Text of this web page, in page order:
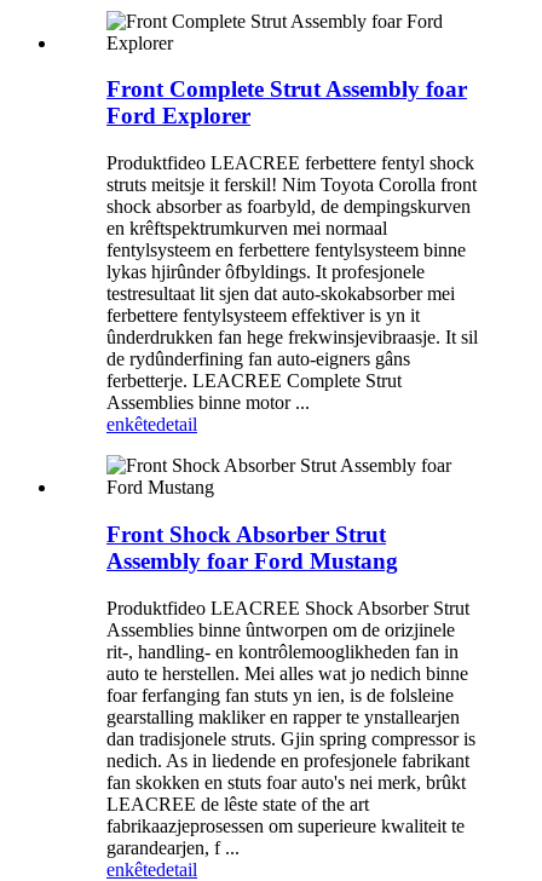
Front Complete Strut Assembly foar
Ford Explorer
Produktfideo LEACREE ferbettere fentyl shock
struts meitsje it ferskil! Nim Toyota Corolla front
shock absorber as foarbyld, de dempingskurven
en krêftspektrumkurven mei normaal
fentylsysteem en ferbettere fentylsysteem binne
lykas hjirûnder ôfbyldings. It profesjonele
testresultaat lit sjen dat auto-skokabsorber mei
ferbettere fentylsysteem effektiver is yn it
ûnderdrukken fan hege frekwinsjevibraasje. It sil
de rydûnderfining fan auto-eigners gâns
ferbetterje. LEACREE Complete Strut
Assemblies binne motor ...
enkêtedetail
Front Shock Absorber Strut
Assembly foar Ford Mustang
Produktfideo LEACREE Shock Absorber Strut
Assemblies binne ûntworpen om de orizjinele
rit-, handling- en kontrôlemooglikheden fan in
auto te herstellen. Mei alles wat jo nedich binne
foar ferfanging fan stuts yn ien, is de folsleine
gearstalling makliker en rapper te ynstallearjen
dan tradisjonele struts. Gjin spring compressor is
nedich. As in liedende en profesjonele fabrikant
fan skokken en stuts foar auto's nei merk, brûkt
LEACREE de lêste state of the art
fabrikaazjeprosessen om superieure kwaliteit te
garandearjen, f ...
enkêtedetail